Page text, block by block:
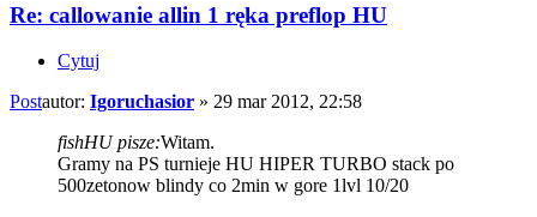
Re: callowanie allin 1 ręka preflop HU
Cytuj
Postautor: Igoruchasior » 29 mar 2012, 22:58
fishHU pisze:Witam.
Gramy na PS turnieje HU HIPER TURBO stack po
500zetonow blindy co 2min w gore 1lvl 10/20